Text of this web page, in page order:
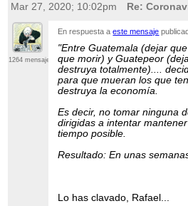
Mar 27, 2020; 10:02pm
Re:
1264 mensajes
En respuesta aeste mensaje
"Entre Guatemala (dejar
que morir) y Guatepeor
destruya totalmente)....
para que mueran los que
destruya la economía.
Es decir, no tomar ninguna
dirigidas a intentar
tiempo posible.
Resultado: En unas
Lo has clavado, Rafael...